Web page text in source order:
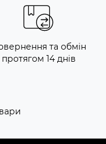
та обмін
протягом 14 днів